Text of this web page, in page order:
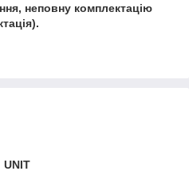
неповну комплектацію
UNIT